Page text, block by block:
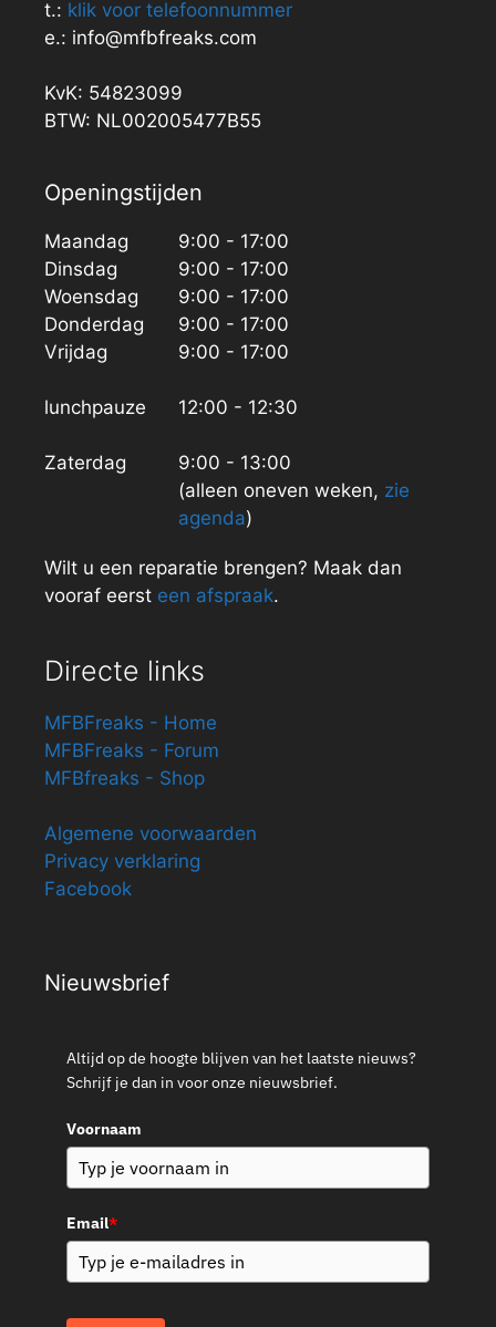
t.: klik voor telefoonnummer
e.: info@mfbfreaks.com
KvK: 54823099
BTW: NL002005477B55
Openingstijden
Maandag
Dinsdag
Woensdag
Donderdag
Vrijdag
lunchpauze
Zaterdag
9:00 - 17:00
9:00 - 17:00
9:00 - 17:00
9:00 - 17:00
9:00 - 17:00
12:00 - 12:30
9:00 - 13:00
(alleen oneven weken, zie
agenda)
Wilt u een reparatie brengen? Maak dan
vooraf eerst een afspraak.
Directe links
MFBFreaks - Home
MFBFreaks - Forum
MFBfreaks - Shop
Algemene voorwaarden
Privacy verklaring
Facebook
Nieuwsbrief
Altijd op de hoogte blijven van het laatste nieuws?
Schrijf je dan in voor onze nieuwsbrief.
Voornaam
Email*